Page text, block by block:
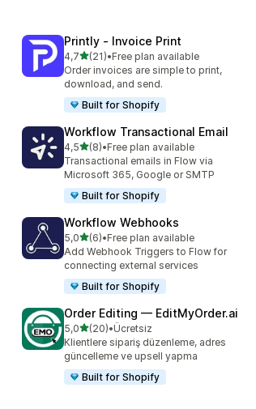
Printly ‑ Invoice Print
4,75 yıldız üzerinden
(21)
toplam 21 değerlendirme
•Free plan available
Order invoices are simple to print,
download, and send.
Built for Shopify
Workflow Transactional Email
4,55 yıldız üzerinden
(8)
toplam 8 değerlendirme
•Free plan available
Transactional emails in Flow via
Microsoft 365, Google or SMTP
Built for Shopify
Workflow Webhooks
5,05 yıldız üzerinden
(6)
toplam 6 değerlendirme
•Free plan available
Add Webhook Triggers to Flow for
connecting external services
Built for Shopify
Order Editing — EditMyOrder.ai
5,05 yıldız üzerinden
(20)
toplam 20 değerlendirme
•Ücretsiz
Klientlere sipariş düzenleme, adres
güncelleme ve upsell yapma
Built for Shopify